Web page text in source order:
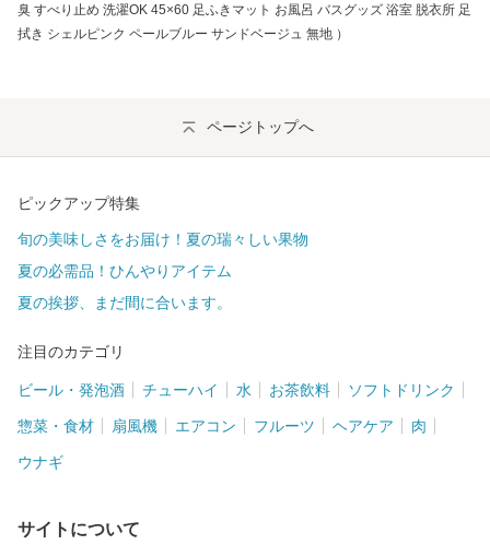
臭 すべり止め 洗濯OK 45×60 足ふきマット お風呂 バスグッズ 浴室 脱衣所 足
拭き シェルピンク ペールブルー サンドベージュ 無地 ）
ページトップへ
ピックアップ特集
旬の美味しさをお届け！夏の瑞々しい果物
夏の必需品！ひんやりアイテム
夏の挨拶、まだ間に合います。
注目のカテゴリ
ビール・発泡酒 チューハイ 水 お茶飲料 ソフトドリンク
惣菜・食材 扇風機 エアコン フルーツ ヘアケア 肉
ウナギ
サイトについて